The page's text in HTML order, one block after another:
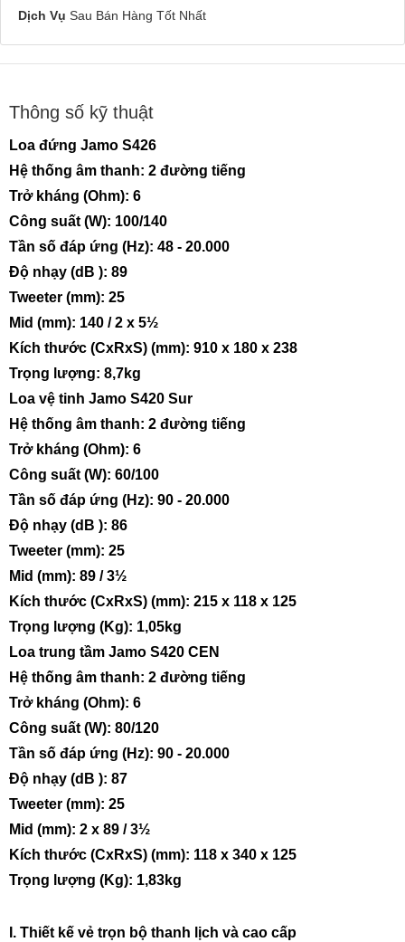
Dịch Vụ Sau Bán Hàng Tốt Nhất
Thông số kỹ thuật
Loa đứng Jamo S426
Hệ thống âm thanh: 2 đường tiếng
Trở kháng (Ohm): 6
Công suất (W): 100/140
Tần số đáp ứng (Hz): 48 - 20.000
Độ nhạy (dB ): 89
Tweeter (mm): 25
Mid (mm): 140 / 2 x 5½
Kích thước (CxRxS) (mm): 910 x 180 x 238
Trọng lượng: 8,7kg
Loa vệ tinh Jamo S420 Sur
Hệ thống âm thanh: 2 đường tiếng
Trở kháng (Ohm): 6
Công suất (W): 60/100
Tần số đáp ứng (Hz): 90 - 20.000
Độ nhạy (dB ): 86
Tweeter (mm): 25
Mid (mm): 89 / 3½
Kích thước (CxRxS) (mm): 215 x 118 x 125
Trọng lượng (Kg): 1,05kg
Loa trung tầm Jamo S420 CEN
Hệ thống âm thanh: 2 đường tiếng
Trở kháng (Ohm): 6
Công suất (W): 80/120
Tần số đáp ứng (Hz): 90 - 20.000
Độ nhạy (dB ): 87
Tweeter (mm): 25
Mid (mm): 2 x 89 / 3½
Kích thước (CxRxS) (mm): 118 x 340 x 125
Trọng lượng (Kg): 1,83kg
I. Thiết kế vẻ trọn bộ thanh lịch và cao cấp